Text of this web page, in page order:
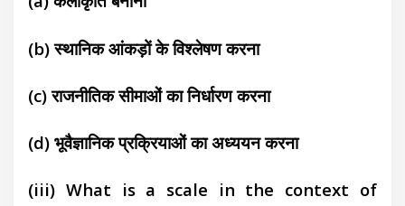
(b) स्थानिक आंकड़ों के विश्लेषण करना
(c) राजनीतिक सीमाओं का निर्धारण करना
(d) भूवैज्ञानिक प्रक्रियाओं का अध्ययन करना
(iii) What is a scale in the context of